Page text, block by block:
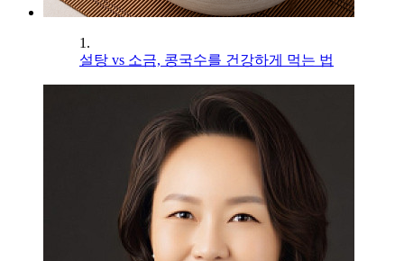
1.
설탕 vs 소금, 콩국수를 건강하게 먹는 법